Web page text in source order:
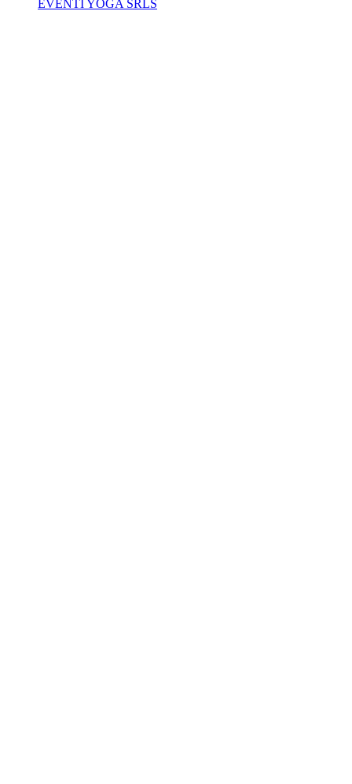
EVENTI YOGA SRLS